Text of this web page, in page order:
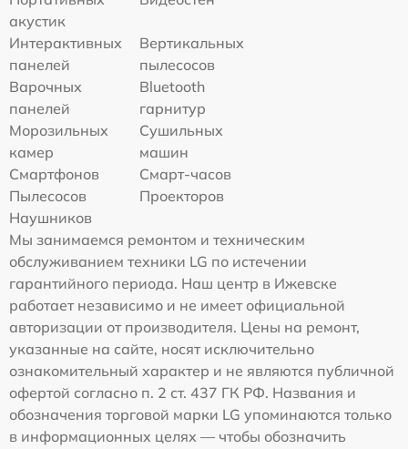
акустик
Интерактивных
панелей
Вертикальных
пылесосов
Варочных
панелей
Bluetooth
гарнитур
Морозильных
камер
Сушильных
машин
Смартфонов
Смарт-часов
Пылесосов
Проекторов
Наушников
Мы занимаемся ремонтом и техническим
обслуживанием техники LG по истечении
гарантийного периода. Наш центр в Ижевске
работает независимо и не имеет официальной
авторизации от производителя. Цены на ремонт,
указанные на сайте, носят исключительно
ознакомительный характер и не являются публичной
офертой согласно п. 2 ст. 437 ГК РФ. Названия и
обозначения торговой марки LG упоминаются только
в информационных целях — чтобы обозначить